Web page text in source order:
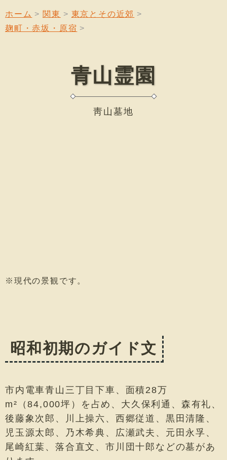
ホーム 関東
東京とその近郊
麹町・赤坂・原宿
青山霊園
靑山墓地
※現代の景観です。
昭和初期のガイド文
市内電車青山三丁目下車、面積28万
m²（84,000坪）を占め、大久保利通、森有礼、
後藤象次郎、川上操六、西郷従道、黒田清隆、
児玉源太郎、乃木希典、広瀬武夫、元田永孚、
尾崎紅葉、落合直文、市川団十郎などの墓があ